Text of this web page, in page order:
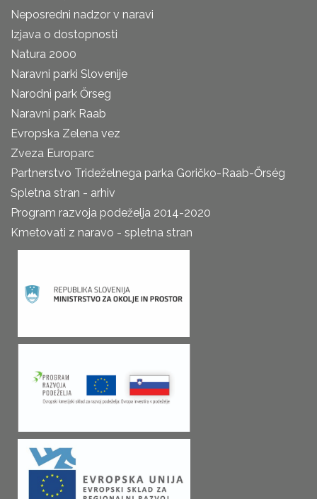
Neposredni nadzor v naravi
Izjava o dostopnosti
Natura 2000
Naravni parki Slovenije
Narodni park Őrseg
Naravni park Raab
Evropska Zelena vez
Zveza Europarc
Partnerstvo Trideželnega parka Goričko-Raab-Őrség
Spletna stran - arhiv
Program razvoja podeželja 2014-2020
Kmetovati z naravo - spletna stran